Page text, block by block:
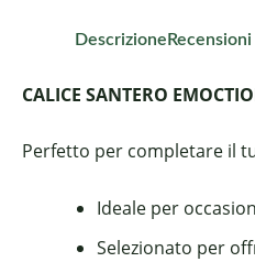
DescrizioneRecensioni
CALICE SANTERO
Perfetto per completare il
Ideale per
Selezionato per